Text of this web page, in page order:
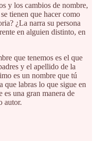
y los cambios de nombre,
tienen que hacer como
¿La narra su persona
en alguien distinto, en
que tenemos es el que
y el apellido de la
es un nombre que tú
que labras lo que sigue en
una gran manera de
autor.